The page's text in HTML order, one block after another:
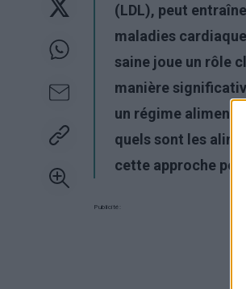
(LDL), peut
maladies
saine joue un rôle
manière
un régime
quels sont les
cette approche
Publicité: